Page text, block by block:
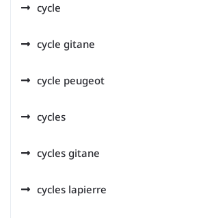
cycle
cycle gitane
cycle peugeot
cycles
cycles gitane
cycles lapierre